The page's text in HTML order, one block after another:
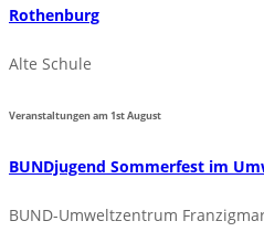
Rothenburg
Alte Schule
Veranstaltungen am1stAugust
BUNDjugend Sommerfest im
BUND-Umweltzentrum